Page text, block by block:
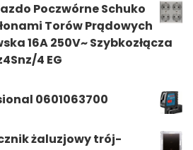
Poczwórne Schuko
Torów Prądowych
16A 250V~ Szybkozłącza
4 EG
0601063700
żaluzjowy trój-